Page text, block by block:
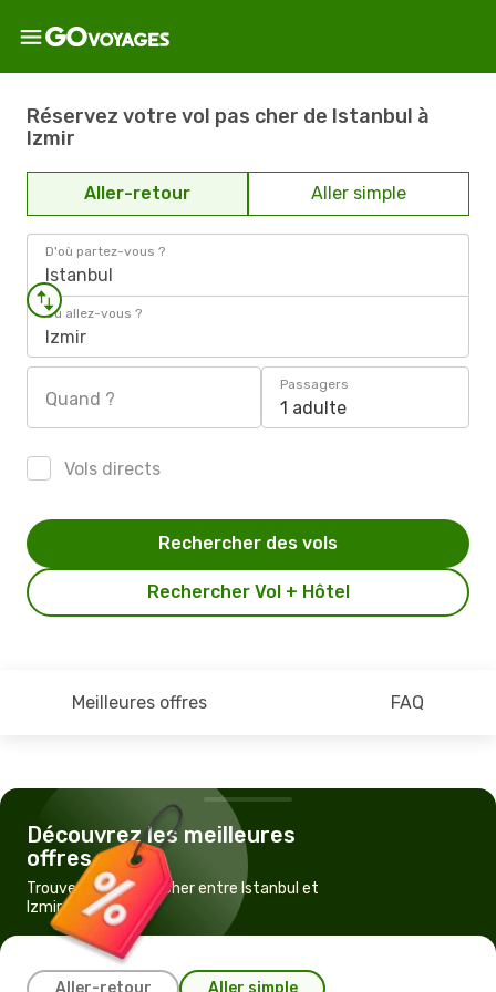
Réservez votre vol pas cher de Istanbul à
Izmir
Aller-retour Aller simple
D'où partez-vous ?
Istanbul
Où allez-vous ?
Izmir
Quand ?
Passagers
1 adulte
Vols directs
Rechercher Vol + Hôtel
Rechercher des vols
Meilleures offres FAQ
Découvrez les meilleures
offres
Trouvez un vol pas cher entre Istanbul et
Izmir
Aller-retour Aller simple